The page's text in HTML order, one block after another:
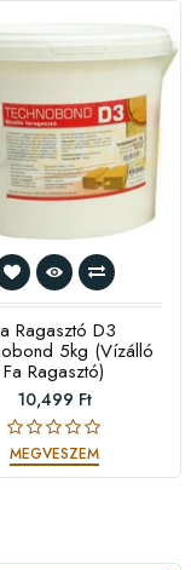
Ragasztó D3
5kg (vízálló
Fa Ragasztó)
10,499 Ft
MEGVESZEM